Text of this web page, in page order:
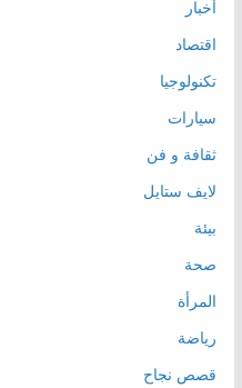
أخبار
اقتصاد
تكنولوجيا
سيارات
ثقافة و فن
لايف ستايل
بيئة
صحة
المرأة
رياضة
قصص نجاح